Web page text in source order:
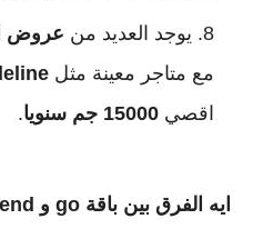
يوجد العديد من عروض
مع متاجر معينة مثل
اقصي 15000 جم سنويا .